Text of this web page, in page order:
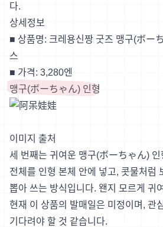
다.
상세정보
■ 상품명: 크레용신짱 굿즈 맹구(ボー
스
■ 가격: 3,280엔
맹구(ボーちゃん) 인형
이미지 출처
세 번째는 귀여운 맹구(ボーちゃん) 인
전체를 인형 본체 안에 넣고, 콧물처럼
뽑아 쓰는 방식입니다. 왠지 모르게 귀
현재 이 상품의 발매일은 미정이며, 관
기다려야 할 것 같습니다.